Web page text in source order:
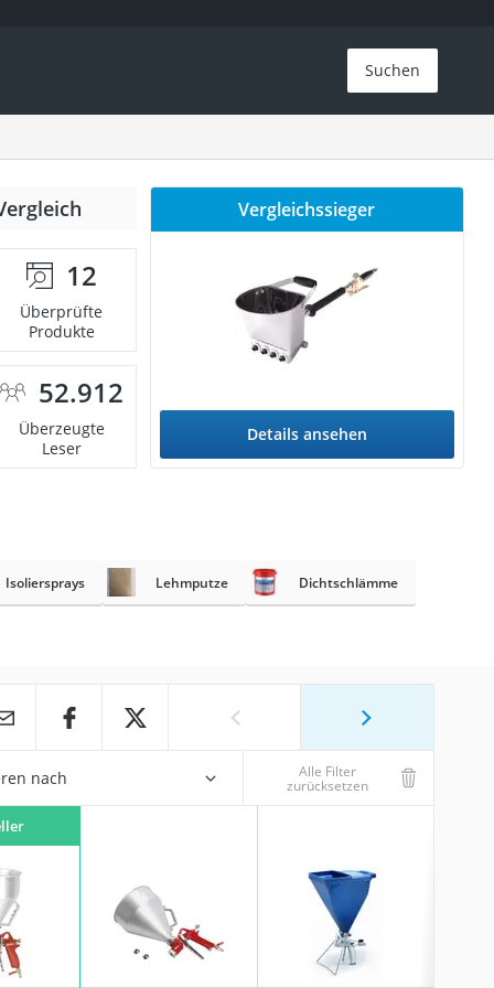
Suchen
12
Überprüfte
Produkte
52.912
Überzeugte
Leser
Vergleichssieger
Details ansehen
Isoliersprays Lehmputze Dichtschlämme
nach Alle Filter
zurücksetzen